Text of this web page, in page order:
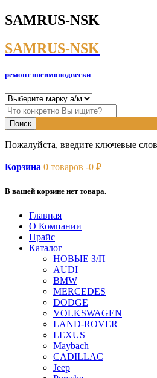
SAMRUS-NSK
SAMRUS-NSK
ремонт пневмоподвески
Пожалуйста, введите ключевые
Корзина 0 товаров -0 ₽
В вашей корзине нет товара.
Главная
О Компании
Прайс
Каталог
НОВЫЕ З/П
AUDI
BMW
MERCEDES
DODGE
VOLKSWAGEN
LAND-ROVER
LEXUS
Maybach
CADILLAC
Jeep